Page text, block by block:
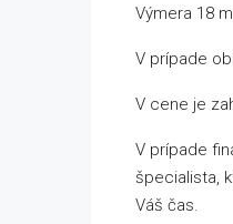
Výmera 18
V prípade
V cene je
V prípade
špecialista,
Váš čas.